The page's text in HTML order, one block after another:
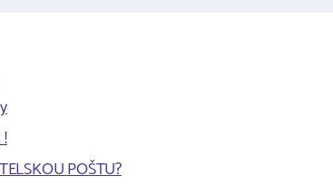
POŠTU?